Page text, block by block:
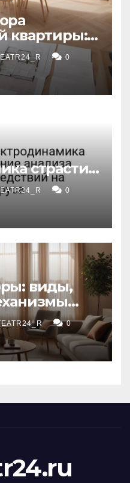
квартиры:
0
страсти:
на
0
виды,
0